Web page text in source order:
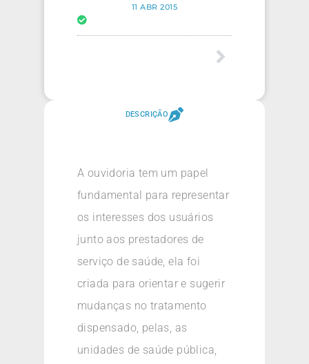
11 ABR 2015
DESCRIÇÃO
A ouvidoria tem um papel
fundamental para representar
os interesses dos usuários
junto aos prestadores de
serviço de saúde, ela foi
criada para orientar e sugerir
mudanças no tratamento
dispensado, pelas, as
unidades de saúde pública,